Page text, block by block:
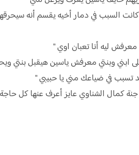
السبب في دمار أخيه يقسم أنه
ليه أنا تعبان اوي "
وبنتي معرفش ياسين هيقبل بنتي
تسبب في ضياعك مني يا حبيبي "
كمال الشناوي عايز أعرف عنها كل